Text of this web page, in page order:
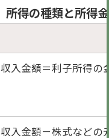
所得の種類と所得
収入金額＝利子所得の
収入金額－株式などの